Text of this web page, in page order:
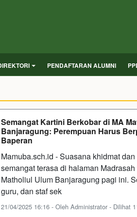
PENDAFTARAN ALUMNI
Semangat Kartini Berkobar di MA
Banjaragung: Perempuan Harus
Baperan
Mamuba.sch.id - Suasana khidmat
semangat terasa di halaman
Matholiul Ulum Banjaragung pagi ini.
guru, dan staf sek
21/04/2025 16:16 - Oleh Administrator - Dilihat